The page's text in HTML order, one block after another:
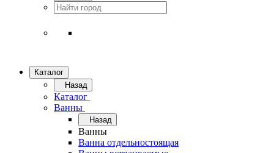
Каталог
Назад
Каталог
Ванны
Назад
Ванны
Ванна отдельностоящая